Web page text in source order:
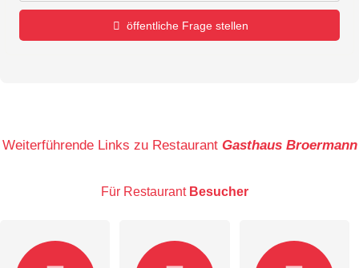
öffentliche Frage stellen
E-Mail-Adresse (wird nicht veröffentlicht)
Weiterführende Links zu Restaurant Gasthaus Broermann
Für Restaurant Besucher